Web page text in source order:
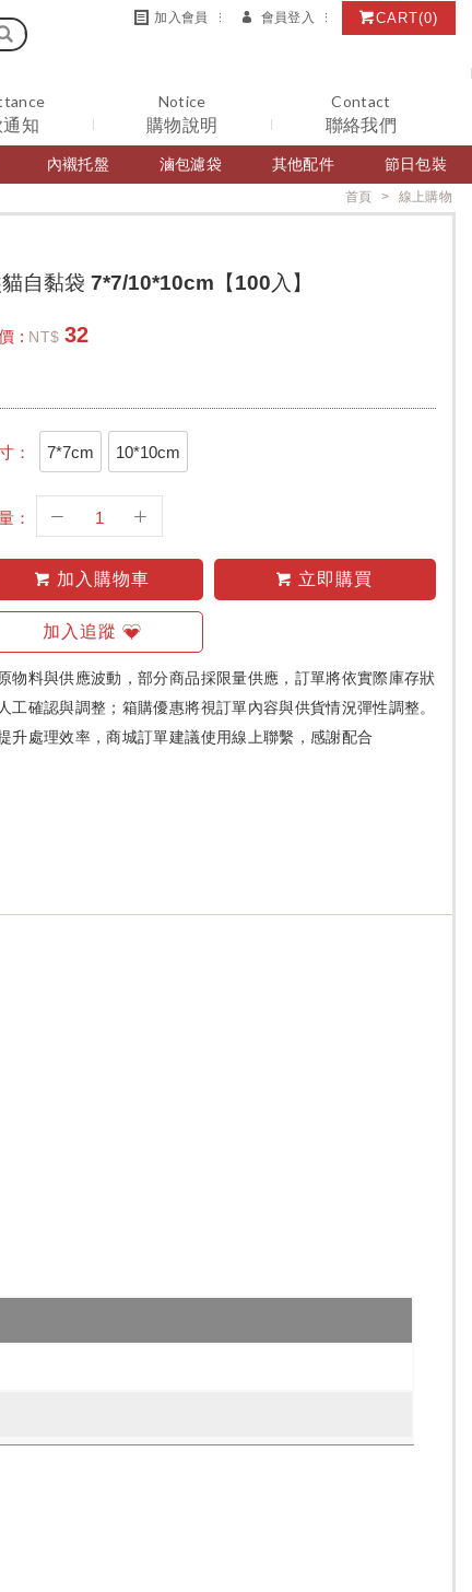
加入會員 會員登入 CART(0)
內襯托盤 滷包濾袋 其他配件 節日包裝
知
Notice
購物說明
Contact
聯絡我們
首頁 線上購物
自黏袋 7*7/10*10cm【100入】
: NT$ 32
： 7*7cm 10*10cm
：
加入購物車 立即購買
加入追蹤
物料與供應波動，部分商品採限量供應，訂單將依實際庫存狀
工確認與調整；箱購優惠將視訂單內容與供貨情況彈性調整。
升處理效率，商城訂單建議使用線上聯繫，感謝配合